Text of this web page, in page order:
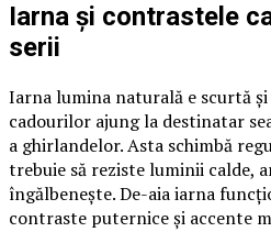
Iarna și contrastele
serii
Iarna lumina naturală e scurtă
cadourilor ajung la destinatar
a ghirlandelor. Asta schimbă
trebuie să reziste luminii calde,
îngălbenește. De-aia iarna
contraste puternice și accente